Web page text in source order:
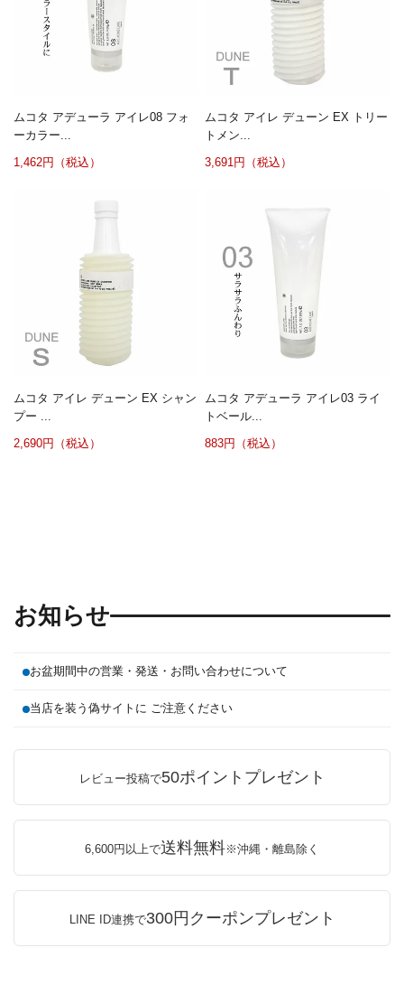
ムコタ アデューラ アイレ08 フォ
ーカラー...
1,462円（税込）
ムコタ アイレ デューン EX トリー
トメン...
3,691円（税込）
ムコタ アイレ デューン EX シャン
プー ...
2,690円（税込）
ムコタ アデューラ アイレ03 ライ
トベール...
883円（税込）
お知らせ
お盆期間中の営業・発送・お問い合わせについて
当店を装う偽サイトに ご注意ください
レビュー投稿で50ポイントプレゼント
6,600円以上で送料無料※沖縄・離島除く
LINE ID連携で300円クーポンプレゼント